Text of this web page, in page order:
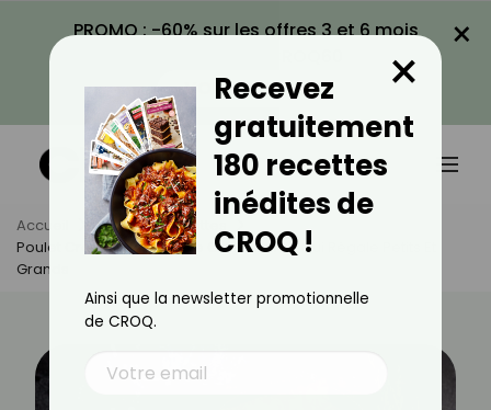
PROMO : -60% sur les offres 3 et 6 mois
VOIR LA PROMO
×
Accueil Actus
Recettes
Poulet Crousty : La Recette Croustillante Qui Régale Petits Et
Grands
Recevez
gratuitement
180 recettes
inédites de
CROQ !
×
Ainsi que la newsletter promotionnelle
de CROQ.